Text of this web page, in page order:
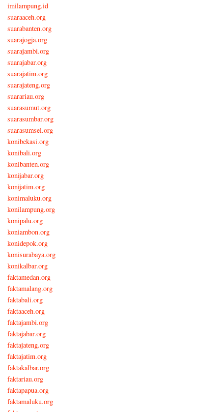
imilampung.id
suaraaceh.org
suarabanten.org
suarajogja.org
suarajambi.org
suarajabar.org
suarajatim.org
suarajateng.org
suarariau.org
suarasumut.org
suarasumbar.org
suarasumsel.org
konibekasi.org
konibali.org
konibanten.org
konijabar.org
konijatim.org
konimaluku.org
konilampung.org
konipalu.org
koniambon.org
konidepok.org
konisurabaya.org
konikalbar.org
faktamedan.org
faktamalang.org
faktabali.org
faktaaceh.org
faktajambi.org
faktajabar.org
faktajateng.org
faktajatim.org
faktakalbar.org
faktariau.org
faktapapua.org
faktamaluku.org